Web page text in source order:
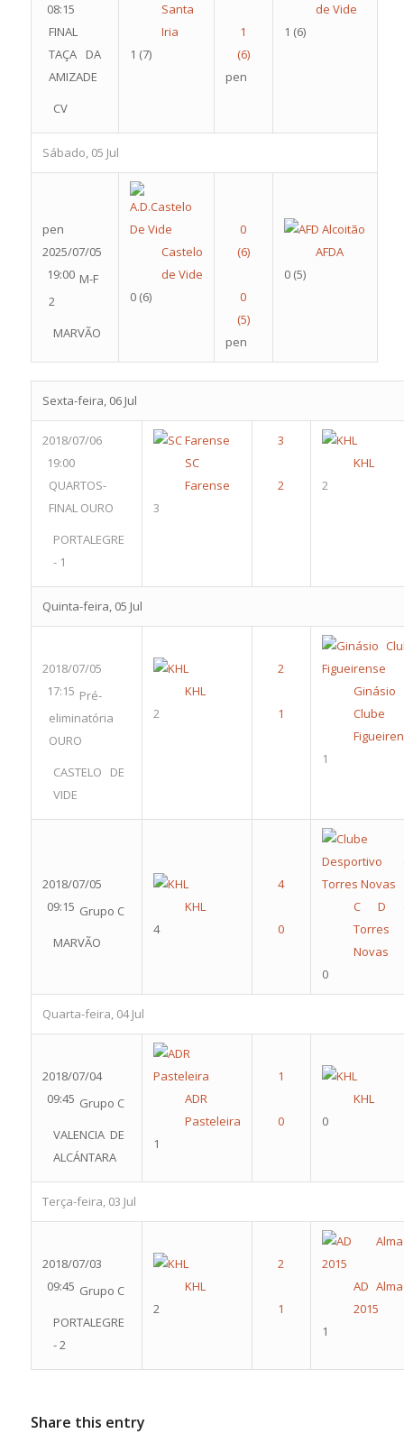
08:15
FINAL
TAÇA DA
AMIZADE
CV
Santa
Iria
1 (7)
pen
de Vide
1 (6)
Sábado, 05 Jul
pen
2025/07/05
19:00 M-F
2
MARVÃO
Castelo
de Vide
0 (6)
pen
AFDA
0 (5)
Sexta-feira, 06 Jul
2018/07/06
19:00
QUARTOS-
FINAL OURO
PORTALEGRE
- 1
SC
Farense
3
KHL
2
Quinta-feira, 05 Jul
2018/07/05
17:15 Pré-
eliminatória
OURO
CASTELO DE
VIDE
KHL
2
Ginásio
Clube
1
2018/07/05
09:15 Grupo C
MARVÃO
KHL
4
C D
Torres
Novas
0
Quarta-feira, 04 Jul
2018/07/04
09:45 Grupo C
VALENCIA DE
ALCÁNTARA
ADR
Pasteleira
1
KHL
0
Terça-feira, 03 Jul
2018/07/03
09:45 Grupo C
PORTALEGRE
- 2
KHL
2
AD
2015
1
Share this entry